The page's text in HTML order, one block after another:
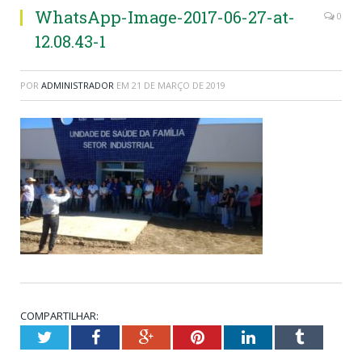
WhatsApp-Image-2017-06-27-at-
12.08.43-1
0
POR ADMINISTRADOR EM 21 DE MARÇO DE 2019
COMPARTILHAR:
TwitterFacebookGoogle+PinterestLinkedInTumblr